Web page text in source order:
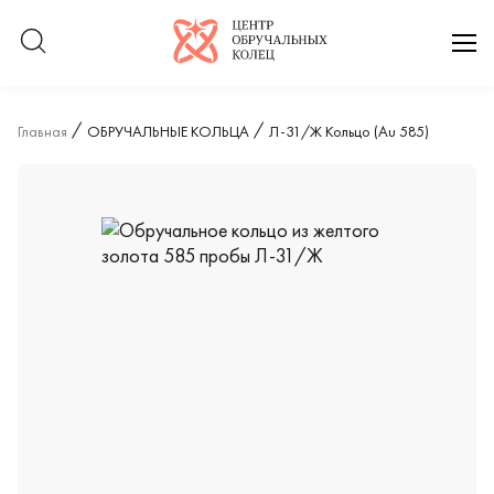
Логотип компании
Главная ОБРУЧАЛЬНЫЕ КОЛЬЦА Л-31/Ж Кольцо (Au 585)